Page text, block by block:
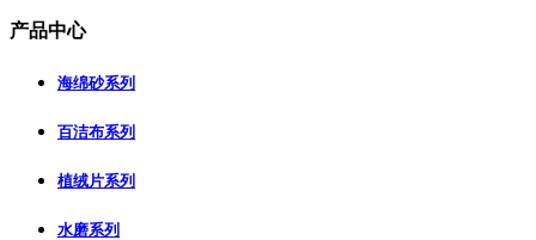
产品中心
海绵砂系列
百洁布系列
植绒片系列
水磨系列